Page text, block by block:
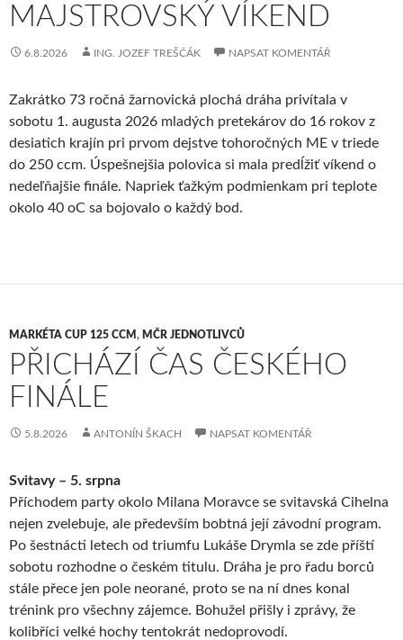
MAJSTROVSKÝ VÍKEND
6.8.2026 ING. JOZEF TREŠČÁK NAPSAT KOMENTÁŘ
Zakrátko 73 ročná žarnovická plochá dráha privítala v
sobotu 1. augusta 2026 mladých pretekárov do 16 rokov z
desiatich krajín pri prvom dejstve tohoročných ME v triede
do 250 ccm. Úspešnejšia polovica si mala predĺžiť víkend o
nedeľňajšie finále. Napriek ťažkým podmienkam pri teplote
okolo 40 oC sa bojovalo o každý bod.
MARKÉTA CUP 125 CCM , MČR JEDNOTLIVCŮ
PŘICHÁZÍ ČAS ČESKÉHO
FINÁLE
5.8.2026 ANTONÍN ŠKACH NAPSAT KOMENTÁŘ
Svitavy – 5. srpna
Příchodem party okolo Milana Moravce se svitavská Cihelna
nejen zvelebuje, ale především bobtná její závodní program.
Po šestnácti letech od triumfu Lukáše Drymla se zde příští
sobotu rozhodne o českém titulu. Dráha je pro řadu borců
stále přece jen pole neorané, proto se na ní dnes konal
trénink pro všechny zájemce. Bohužel přišly i zprávy, že
kolibříci velké hochy tentokrát nedoprovodí.